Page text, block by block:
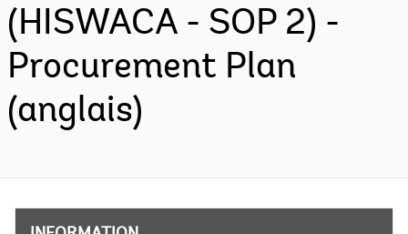
(HISWACA - SOP 2) -
Procurement Plan
(anglais)